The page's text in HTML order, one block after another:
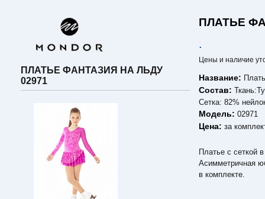
ПЛАТЬЕ ФАНТАЗИЯ НА ЛЬДУ
02971
ПЛАТЬЕ
.
Цены и наличие
Название:
Состав:
Сетка: 82%
Модель:02971
Цена:за
Платье с сеткой
Асимметричная
в комплекте.